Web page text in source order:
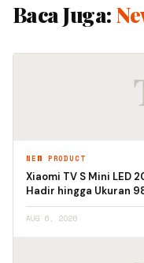
Baca Juga:
NEW PRODUCT
Xiaomi TV S Mini LED
Hadir hingga Ukuran
AUG 6, 2026